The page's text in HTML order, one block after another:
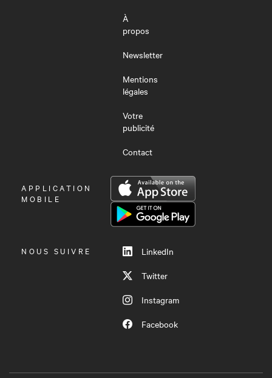
À
propos
Newsletter
Mentions
légales
Votre
publicité
Contact
OUVRIR
LE
APPLICATION
MOBILE
NOUS SUIVRE
LinkedIn
Twitter
Instagram
Facebook